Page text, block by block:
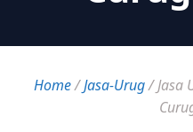
Home/Jasa-Urug/Jasa